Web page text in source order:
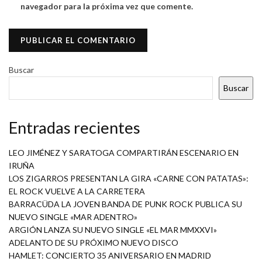
navegador para la próxima vez que comente.
Buscar
Buscar
Entradas recientes
LEO JIMÉNEZ Y SARATOGA COMPARTIRÁN ESCENARIO EN
IRUÑA
LOS ZIGARROS PRESENTAN LA GIRA «CARNE CON PATATAS»:
EL ROCK VUELVE A LA CARRETERA
BARRACÜDA LA JOVEN BANDA DE PUNK ROCK PUBLICA SU
NUEVO SINGLE «MAR ADENTRO»
ARGIÓN LANZA SU NUEVO SINGLE «EL MAR MMXXVI»
ADELANTO DE SU PRÓXIMO NUEVO DISCO
HAMLET: CONCIERTO 35 ANIVERSARIO EN MADRID